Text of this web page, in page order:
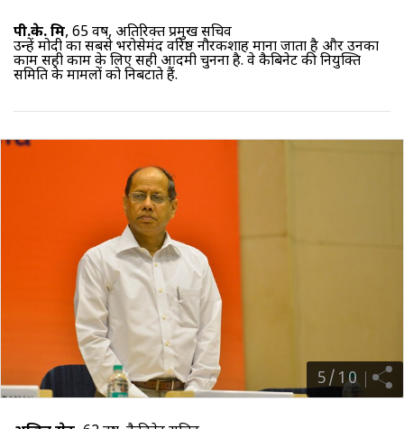
पी.के. मिश्र, 65 वर्ष, अतिरिक्त प्रमुख सचिव
उन्हें मोदी का सबसे भरोसेमंद वरिष्ठ नौरकशाह माना जाता है और उनका
काम सही काम के लिए सही आदमी चुनना है. वे कैबिनेट की नियुक्ति
समिति के मामलों को निबटाते हैं.
5/ 10